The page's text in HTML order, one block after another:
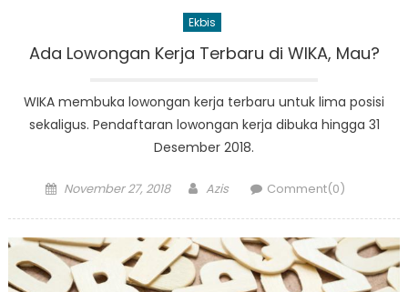
Ekbis
Ada Lowongan Kerja Terbaru di WIKA, Mau?
WIKA membuka lowongan kerja terbaru untuk lima posisi
sekaligus. Pendaftaran lowongan kerja dibuka hingga 31
Desember 2018.
Posted
November 27, 2018 Author
Azis Comment(0)